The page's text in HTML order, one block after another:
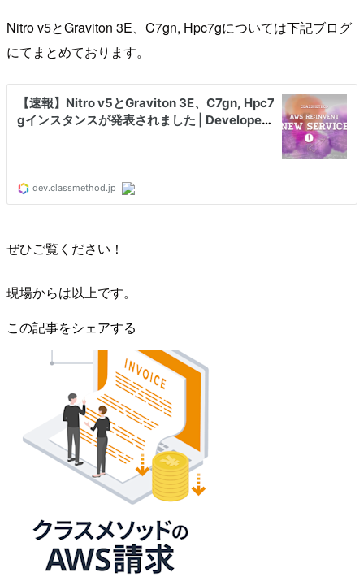
Nitro v5とGraviton 3E、C7gn, Hpc7gについては下記ブログ
にてまとめております。
ぜひご覧ください！
現場からは以上です。
この記事をシェアする